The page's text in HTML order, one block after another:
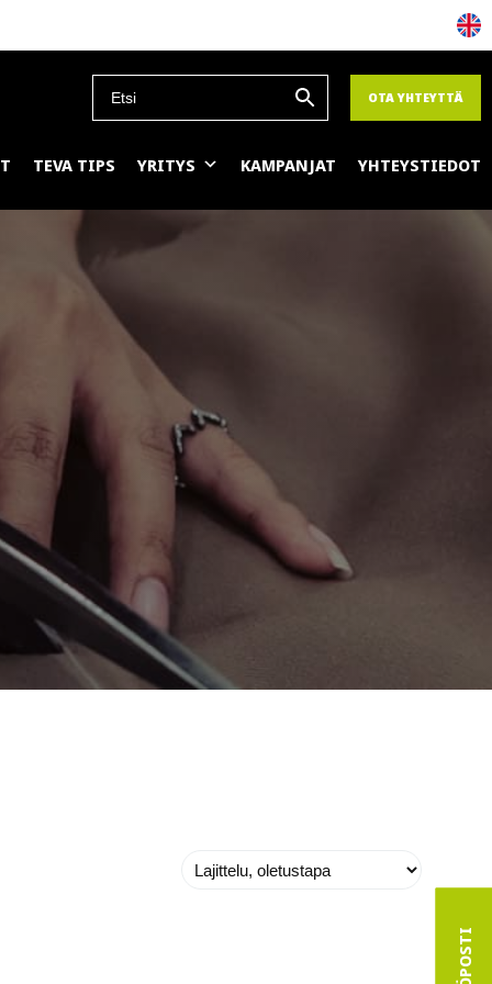
OTA YHTEYTTÄ
TEVA TIPS YRITYS KAMPANJAT YHTEYSTIEDOT